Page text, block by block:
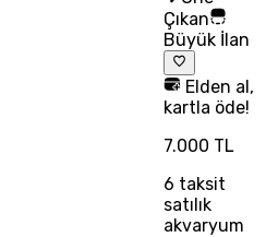
Çıkan
Büyük İlan
Elden al,
kartla öde!
7.000 TL
6 taksit
satılık
akvaryum